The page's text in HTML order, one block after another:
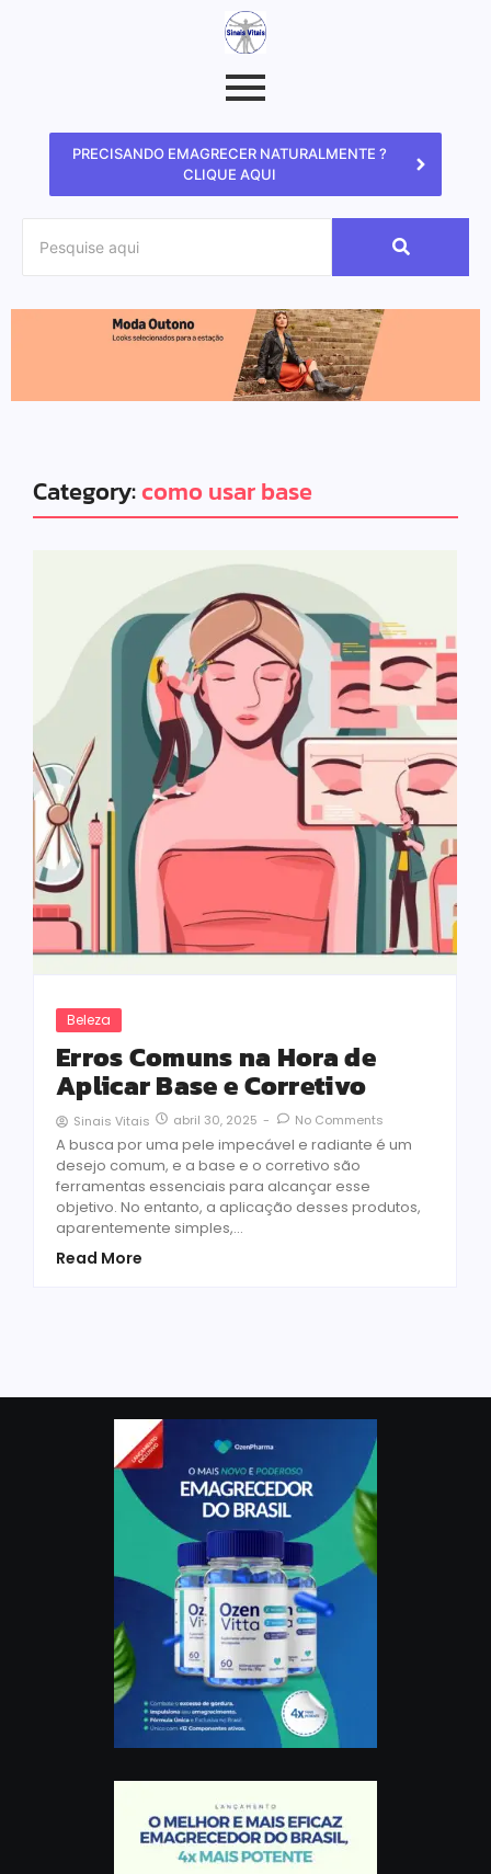
PRECISANDO EMAGRECER NATURALMENTE ?
CLIQUE AQUI
Category:como usar base
Beleza
Erros Comuns na Hora de
Aplicar Base e Corretivo
Sinais Vitais abril 30, 2025 - No Comments
A busca por uma pele impecável e radiante é um
desejo comum, e a base e o corretivo são
ferramentas essenciais para alcançar esse
objetivo. No entanto, a aplicação desses produtos,
aparentemente simples,...
Read More